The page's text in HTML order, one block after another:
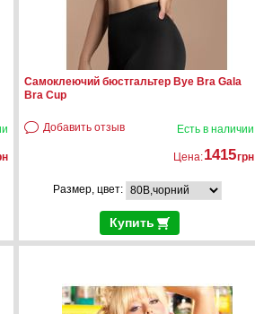
Самоклеючий бюстгальтер Bye Bra Gala
Bra Cup
Добавить отзыв Есть в наличии
Цена:1415грн
Размер, цвет:
Купить